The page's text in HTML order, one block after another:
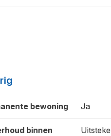
bewoning Ja
binnen